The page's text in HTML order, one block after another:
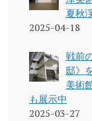
夏秋
2025-04-18
戦前
邸》
美術
も展示中
2025-03-27